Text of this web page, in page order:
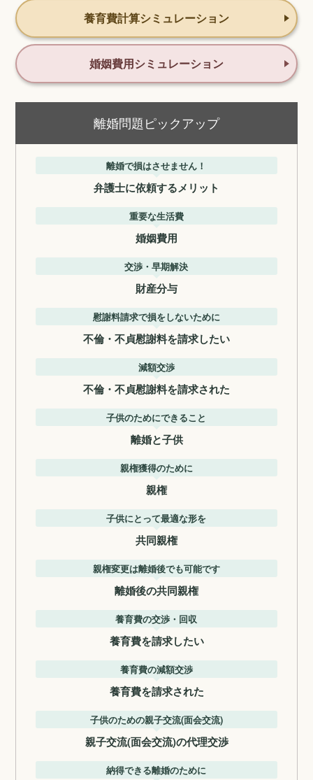
養育費計算シミュレーション
婚姻費用シミュレーション
離婚問題ピックアップ
離婚で損はさせません！
弁護士に依頼するメリット
重要な生活費
婚姻費用
交渉・早期解決
財産分与
慰謝料請求で損をしないために
不倫・不貞慰謝料を請求したい
減額交渉
不倫・不貞慰謝料を請求された
子供のためにできること
離婚と子供
親権獲得のために
親権
子供にとって最適な形を
共同親権
親権変更は離婚後でも可能です
離婚後の共同親権
養育費の交渉・回収
養育費を請求したい
養育費の減額交渉
養育費を請求された
子供のための親子交流(面会交流)
親子交流(面会交流)の代理交渉
納得できる離婚のために